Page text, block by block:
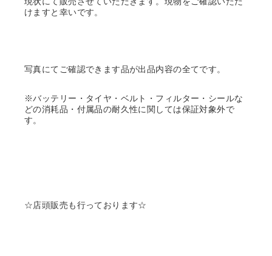
けますと幸いです。
写真にてご確認できます品が出品内容の全てです。
※バッテリー・タイヤ・ベルト・フィルター・シールな
どの消耗品・付属品の耐久性に関しては保証対象外で
す。
☆店頭販売も行っております☆